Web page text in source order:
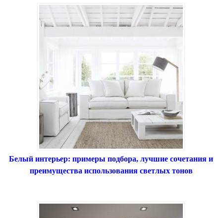
Белый интерьер: примеры подбора, лучшие сочетания и
преимущества использования светлых тонов